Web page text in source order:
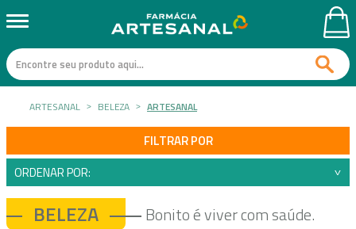
ARTESANAL BELEZA ARTESANAL
FILTRAR POR
ORDENAR POR:
BELEZA Bonito é viver com saúde.